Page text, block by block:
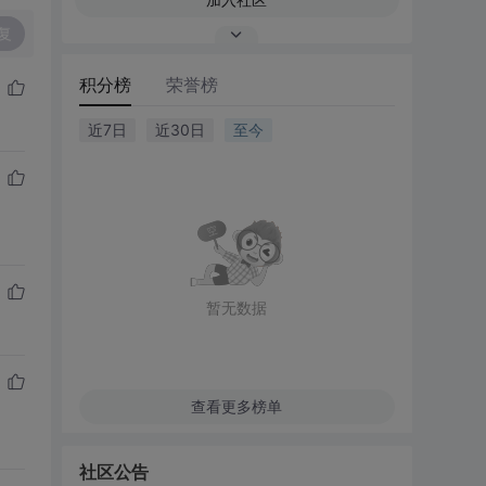
积分榜 荣誉榜
近7日 近30日 至今
暂无数据
查看更多榜单
社区公告